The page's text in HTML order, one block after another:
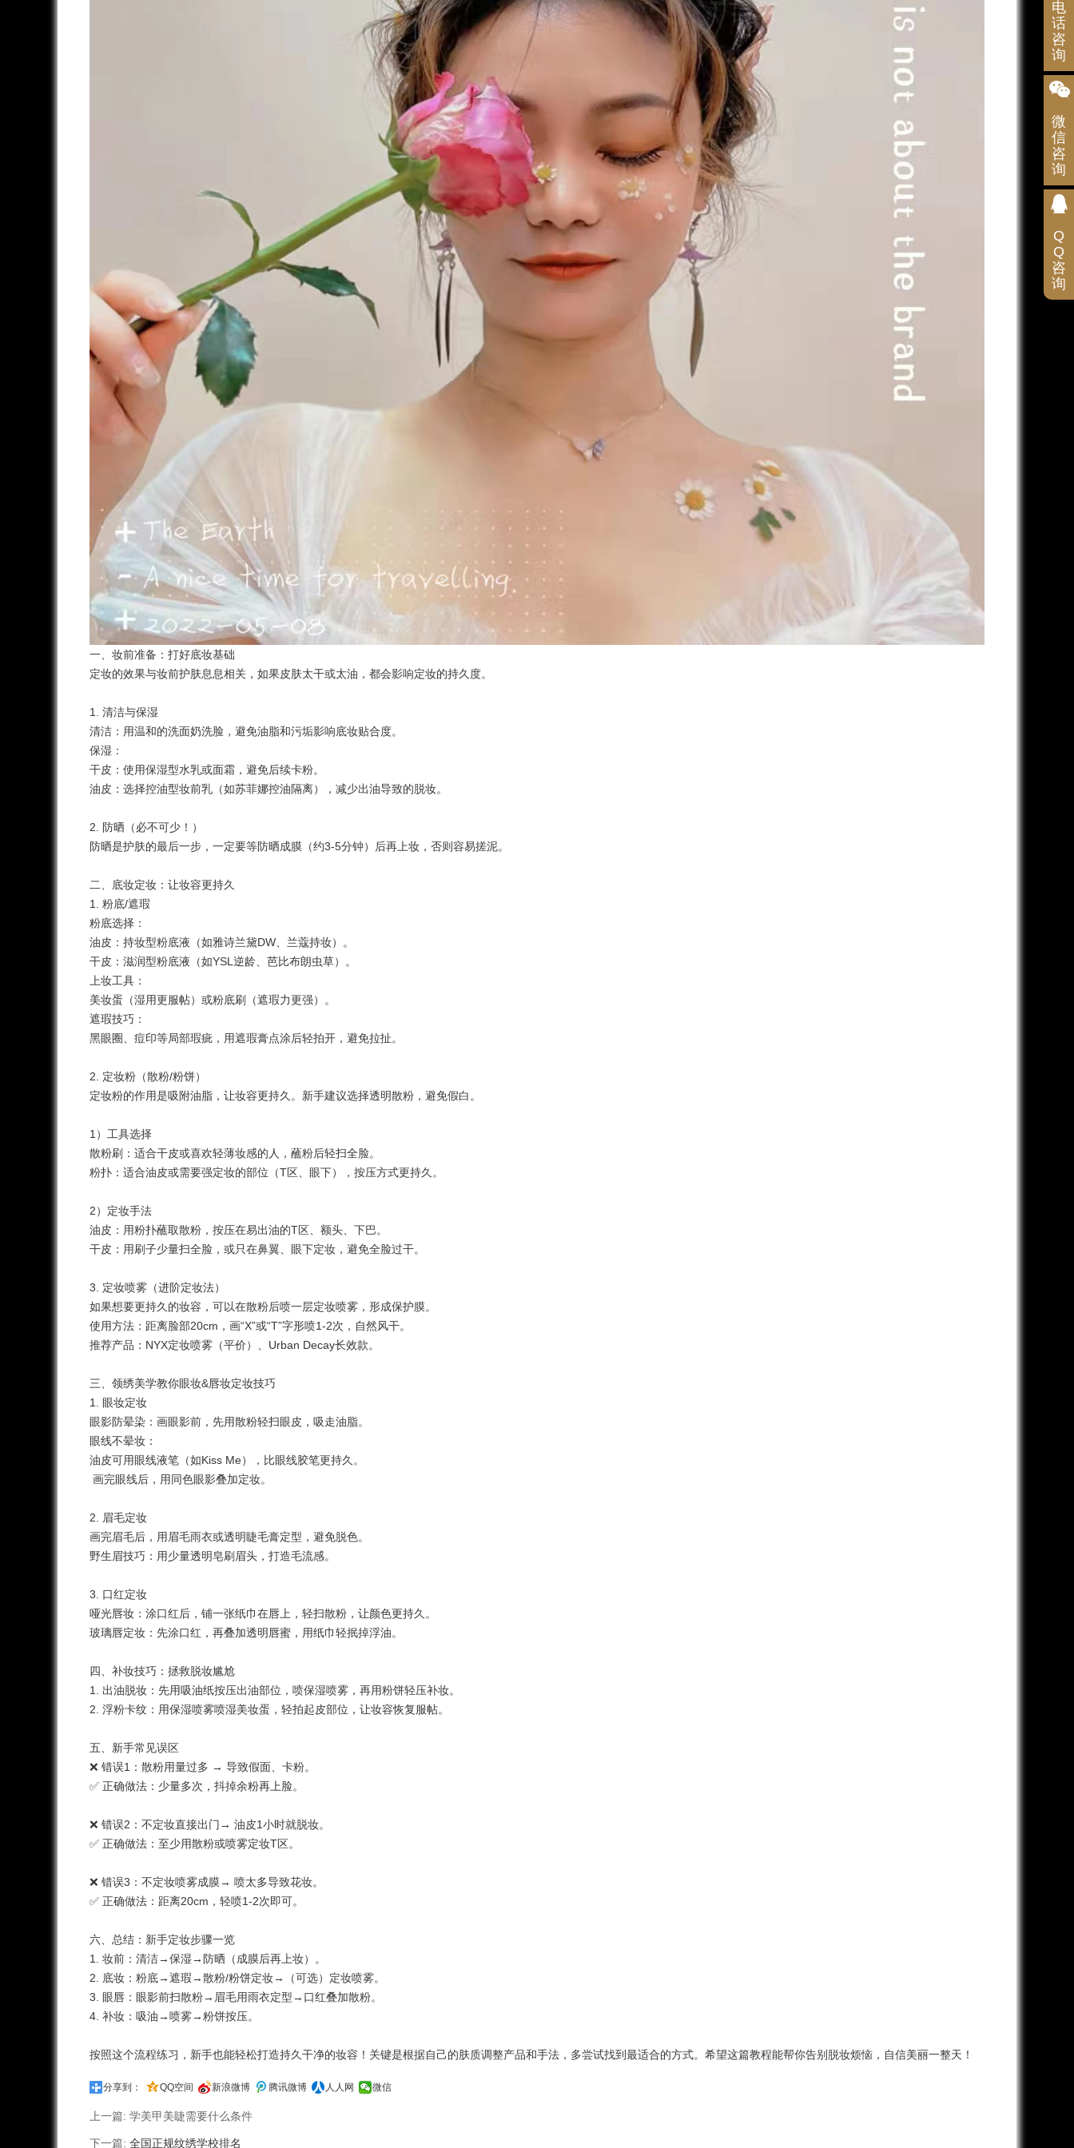
一、妆前准备：打好底妆基础
定妆的效果与妆前护肤息息相关，如果皮肤太干或太油，都会影响定妆的持久度。
1. 清洁与保湿
清洁：用温和的洗面奶洗脸，避免油脂和污垢影响底妆贴合度。
保湿：
干皮：使用保湿型水乳或面霜，避免后续卡粉。
油皮：选择控油型妆前乳（如苏菲娜控油隔离），减少出油导致的脱妆。
2. 防晒（必不可少！）
防晒是护肤的最后一步，一定要等防晒成膜（约3-5分钟）后再上妆，否则容易搓泥。
二、底妆定妆 ：让妆容更持久
1. 粉底/遮瑕
粉底选择：
油皮：持妆型粉底液（如雅诗兰黛DW、兰蔻持妆）。
干皮：滋润型粉底液（如YSL逆龄、芭比布朗虫草）。
上妆工具：
美妆蛋（湿用更服帖）或粉底刷（遮瑕力更强）。
遮瑕技巧：
黑眼圈、痘印等局部瑕疵，用遮瑕膏点涂后轻拍开，避免拉扯。
2. 定妆粉（散粉/粉饼）
定妆粉的作用是吸附油脂，让妆容更持久。新手建议选择透明散粉，避免假白。
1）工具选择
散粉刷：适合干皮或喜欢轻薄妆感的人，蘸粉后轻扫全脸。
粉扑：适合油皮或需要强定妆的部位（T区、眼下），按压方式更持久。
2）定妆手法
油皮：用粉扑蘸取散粉，按压在易出油的T区、额头、下巴。
干皮：用刷子少量扫全脸，或只在鼻翼、眼下定妆，避免全脸过干。
3. 定妆喷雾（进阶定妆法）
如果想要更持久的妆容，可以在散粉后喷一层定妆喷雾，形成保护膜。
使用方法：距离脸部20cm，画“X”或“T”字形喷1-2次，自然风干。
推荐产品：NYX定妆喷雾（平价）、Urban Decay长效款。
三、 领绣美学教你眼妆&唇妆定妆技巧
1. 眼妆定妆
眼影防晕染：画眼影前，先用散粉轻扫眼皮，吸走油脂。
眼线不晕妆：
油皮可用眼线液笔（如Kiss Me），比眼线胶笔更持久。
画完眼线后，用同色眼影叠加定妆。
2. 眉毛定妆
画完眉毛后，用眉毛雨衣或透明睫毛膏定型，避免脱色。
野生眉技巧：用少量透明皂刷眉头，打造毛流感。
3. 口红定妆
哑光唇妆：涂口红后，铺一张纸巾在唇上，轻扫散粉，让颜色更持久。
玻璃唇定妆：先涂口红，再叠加透明唇蜜，用纸巾轻抿掉浮油。
四、补妆技巧：拯救脱妆尴尬
1. 出油脱妆：先用吸油纸按压出油部位，喷保湿喷雾，再用粉饼轻压补妆。
2. 浮粉卡纹：用保湿喷雾喷湿美妆蛋，轻拍起皮部位，让妆容恢复服帖。
五、新手常见误区
❌ 错误1：散粉用量过多 → 导致假面、卡粉。
✅ 正确做法：少量多次，抖掉余粉再上脸。
❌ 错误2：不定妆直接出门→ 油皮1小时就脱妆。
✅ 正确做法：至少用散粉或喷雾定妆T区。
❌ 错误3：不定妆喷雾成膜→ 喷太多导致花妆。
✅ 正确做法：距离20cm，轻喷1-2次即可。
六、总结：新手定妆步骤一览
1. 妆前：清洁→保湿→防晒（成膜后再上妆）。
2. 底妆：粉底→遮瑕→散粉/粉饼定妆→（可选）定妆喷雾。
3. 眼唇：眼影前扫散粉→眉毛用雨衣定型→口红叠加散粉。
4. 补妆：吸油→喷雾→粉饼按压。
按照这个流程练习，新手也能轻松打造持久干净的妆容！关键是根据自己的肤质调整产品和手法，多尝试找到最适合的方式。希望这篇教程能帮你告别脱妆烦恼，自信美丽一整天！
分享到： QQ空间 新浪微博 腾讯微博 人人网 微信
上一篇: 学美甲美睫需要什么条件
下一篇: 全国正规纹绣学校排名
电
话
咨
询
务
热
线
微
信
咨
询
扫
码
咨
询
Q
Q
咨
询